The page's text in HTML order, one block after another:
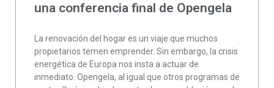
una conferencia final de Opengela
La renovación del hogar es un viaje que muchos
propietarios temen emprender. Sin embargo, la crisis
energética de Europa nos insta a actuar de
inmediato. Opengela, al igual que otros programas de